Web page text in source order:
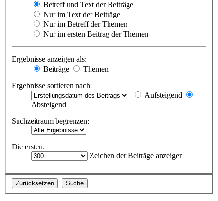
Betreff und Text der Beiträge
Nur im Text der Beiträge
Nur im Betreff der Themen
Nur im ersten Beitrag der Themen
Ergebnisse anzeigen als:
Beiträge
Themen
Ergebnisse sortieren nach:
Aufsteigend
Absteigend
Suchzeitraum begrenzen:
Die ersten:
Zeichen der Beiträge anzeigen